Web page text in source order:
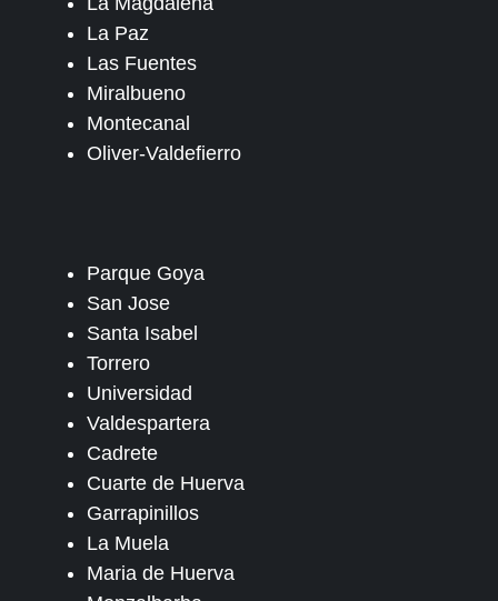
La Paz
Las Fuentes
Miralbueno
Montecanal
Oliver-Valdefierro
Parque Goya
San Jose
Santa Isabel
Torrero
Universidad
Valdespartera
Cadrete
Cuarte de Huerva
Garrapinillos
La Muela
Maria de Huerva